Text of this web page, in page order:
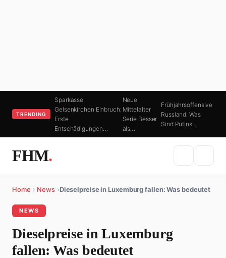
TRENDING
Sparkasse
Gelsenkirchen Einbruch:
Erste
Entschädigungen…
Neue
Mittelalter
Serie Besser
als…
Frühjahrsoffensive
Russland: Was
Sind Putins…
FHM.
Home › News ›Dieselpreise in Luxemburg fallen: Was bedeutet
NEWS
Dieselpreise in Luxemburg
fallen: Was bedeutet